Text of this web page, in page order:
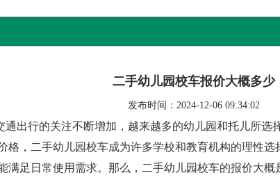
二手幼儿园校车报价大概多少
发布时间：2024-12-06 09:34:02
通出行的关注不断增加，越来越多的幼儿园和托儿所选
格，二手幼儿园校车成为许多学校和教育机构的理性选
满足日常使用需求。那么，二手幼儿园校车的报价大概